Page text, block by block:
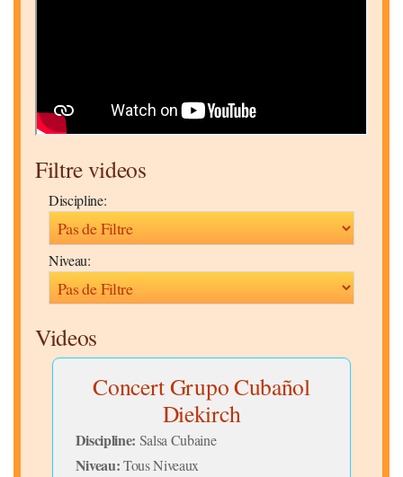
Filtre videos
Discipline:
Niveau:
Videos
Concert Grupo Cubañol
Diekirch
Discipline: Salsa Cubaine
Niveau:Tous Niveaux